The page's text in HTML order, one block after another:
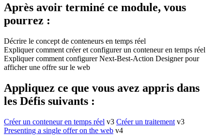
Après avoir terminé ce module, vous
pourrez :
Décrire le concept de conteneurs en temps réel
Expliquer comment créer et configurer un conteneur en temps réel
Expliquer comment configurer Next-Best-Action Designer pour
afficher une offre sur le web
Appliquez ce que vous avez appris dans
les Défis suivants :
Créer un conteneur en temps réel v3 Créer un traitement v3
Presenting a single offer on the web v4